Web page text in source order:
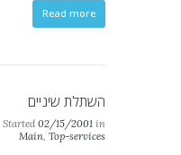
Read more
השתלת שיניים
Started 02/15/2001 in
Main, Top-services